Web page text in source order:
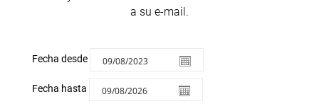
a su e-mail.
Fecha desde
Fecha hasta